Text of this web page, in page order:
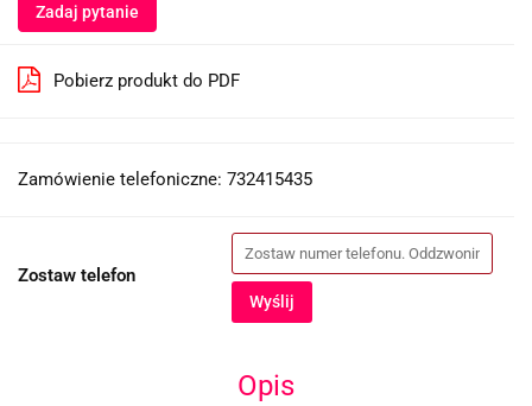
Zadaj pytanie
Pobierz produkt do PDF
Zamówienie telefoniczne: 732415435
Zostaw telefon
Wyślij
Opis